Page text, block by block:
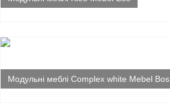
Модульні меблі Complex white Mebel Bos